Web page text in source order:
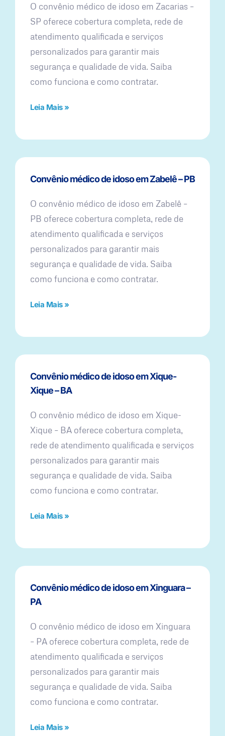
O convênio médico de idoso em Zacarias –
SP oferece cobertura completa, rede de
atendimento qualificada e serviços
personalizados para garantir mais
segurança e qualidade de vida. Saiba
como funciona e como contratar.
Leia Mais »
Convênio médico de idoso em Zabelê – PB
O convênio médico de idoso em Zabelê –
PB oferece cobertura completa, rede de
atendimento qualificada e serviços
personalizados para garantir mais
segurança e qualidade de vida. Saiba
como funciona e como contratar.
Leia Mais »
Convênio médico de idoso em Xique-
Xique – BA
O convênio médico de idoso em Xique-
Xique – BA oferece cobertura completa,
rede de atendimento qualificada e serviços
personalizados para garantir mais
segurança e qualidade de vida. Saiba
como funciona e como contratar.
Leia Mais »
Convênio médico de idoso em Xinguara –
PA
O convênio médico de idoso em Xinguara
– PA oferece cobertura completa, rede de
atendimento qualificada e serviços
personalizados para garantir mais
segurança e qualidade de vida. Saiba
como funciona e como contratar.
Leia Mais »